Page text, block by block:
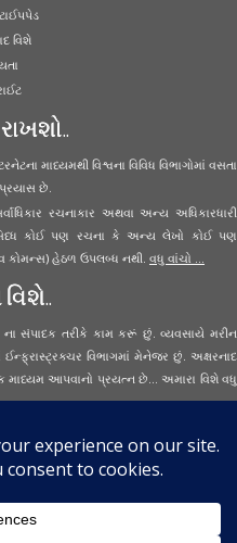
વિશે
માધ્યમથી વિશ્વના વિવિધ વિભાગોમાં વસતા
છે.
રચનાકાર અથવા અન્ય અધિકારધારી
કોઈ પણ રચના કે અન્ય લેખો કોઈ પણ
કોમન્સ) હેઠળ ઉપલબ્ધ નથી. વધુ વાંચો ...
સંપાદક તરીકે કામ કરૂં છું. વ્યવસાયે મરીન
વિભાગમાં મેનેજર છું. અક્ષરનાદ
માધ્યમ આપવાનો પ્રયત્ન છે... અમારા વિશે વધુ